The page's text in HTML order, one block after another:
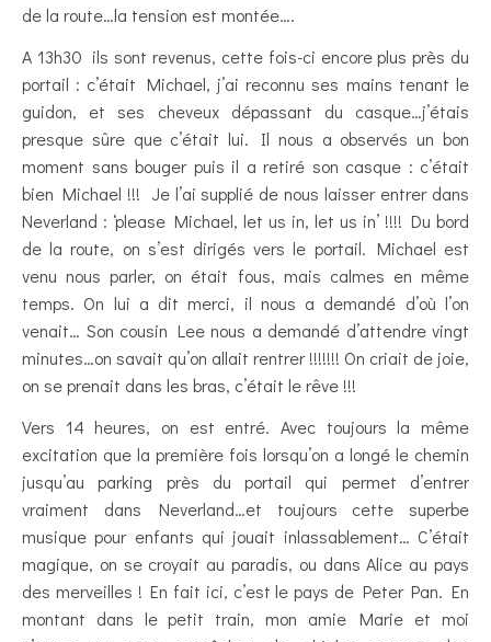
de la route…la tension est montée….
A 13h30 ils sont revenus, cette fois-ci encore plus près du
portail : c’était Michael, j’ai reconnu ses mains tenant le
guidon, et ses cheveux dépassant du casque…j’étais
presque sûre que c’était lui. Il nous a observés un bon
moment sans bouger puis il a retiré son casque : c’était
bien Michael !!! Je l’ai supplié de nous laisser entrer dans
Neverland : ‘please Michael, let us in, let us in’ !!!! Du bord
de la route, on s’est dirigés vers le portail. Michael est
venu nous parler, on était fous, mais calmes en même
temps. On lui a dit merci, il nous a demandé d’où l’on
venait… Son cousin Lee nous a demandé d’attendre vingt
minutes…on savait qu’on allait rentrer !!!!!!! On criait de joie,
on se prenait dans les bras, c’était le rêve !!!
Vers 14 heures, on est entré. Avec toujours la même
excitation que la première fois lorsqu’on a longé le chemin
jusqu’au parking près du portail qui permet d’entrer
vraiment dans Neverland…et toujours cette superbe
musique pour enfants qui jouait inlassablement… C’était
magique, on se croyait au paradis, ou dans Alice au pays
des merveilles ! En fait ici, c’est le pays de Peter Pan. En
montant dans le petit train, mon amie Marie et moi